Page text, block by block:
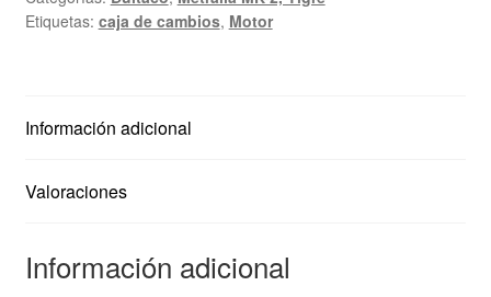
Metralla
Etiquetas: caja de cambios, Motor
Información adicional
Valoraciones
Información adicional